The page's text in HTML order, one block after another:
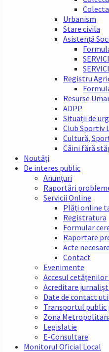
Urbanism
Stare civila
Asistență
Registru
Resurse
ADPP
Situații de
Club Sportiv
Cultură,
Câini fără
Noutăți
De interes public
Anunțuri
Raportări
Servicii Online
Plăți online
Registratura
Formular
Raportare
Acte
Contact
Evenimente
Accesul
Acreditare
Date de contact
Transportul public
Zona
Legislatie
E-Consultare
Monitorul Oficial Local